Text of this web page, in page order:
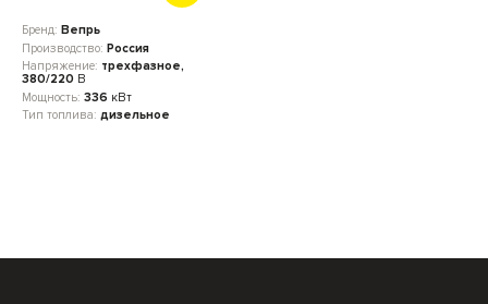
Бренд: Вепрь
Производство: Россия
Напряжение: трехфазное,
380/220 В
Мощность: 336 кВт
Тип топлива: дизельное